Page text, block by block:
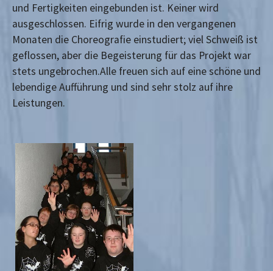
und Fertigkeiten eingebunden ist. Keiner wird
ausgeschlossen. Eifrig wurde in den vergangenen
Monaten die Choreografie einstudiert; viel Schweiß ist
geflossen, aber die Begeisterung für das Projekt war
stets ungebrochen.Alle freuen sich auf eine schöne und
lebendige Aufführung und sind sehr stolz auf ihre
Leistungen.